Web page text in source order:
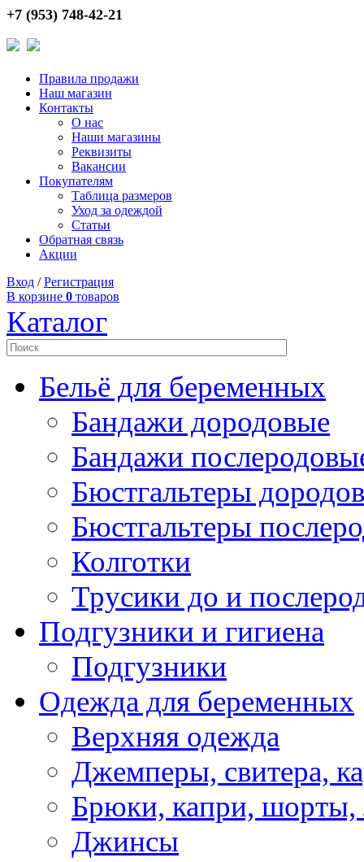
+7 (953) 748-42-21
Правила продажи
Наш магазин
Контакты
О нас
Наши магазины
Реквизиты
Вакансии
Покупателям
Таблица размеров
Уход за одеждой
Статьи
Обратная связь
Акции
Вход /Регистрация
В корзине 0 товаров
Каталог
Бельё для беременных
Бандажи дородовые
Бандажи
Бюстгальтеры
Бюстгальтеры
Колготки
Трусики до и
Подгузники и гигиена
Подгузники
Одежда для беременных
Верхняя одежда
Джемперы, свитера,
Брюки, капри, шорты,
Джинсы